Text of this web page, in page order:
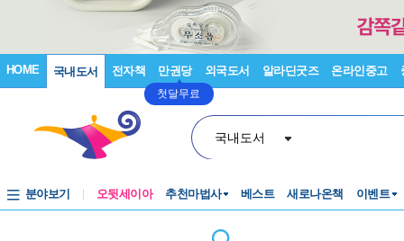
HOME 국내도서 전자책 만권당
첫달무료
외국도서 알라딘굿즈 온라인중고
국내도서
분야보기 오뒷세이아 추천마법사 베스트 새로나온책 이벤트